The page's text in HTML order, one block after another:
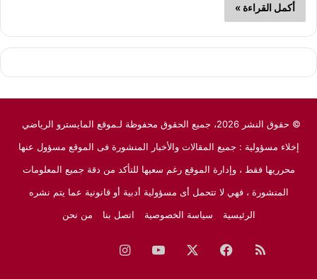
أكمل القراءة »
© حقوق النشر 2026، جميع الحقوق محفوظة لـموقع المايسترو الرياضي
إخلاء مسؤولية : جميع المقالات والأخبار المنشورة فى الموقع مسؤول عنها
محرريها فقط ، وإدارة الموقع رغم سعيها للتأكد من دقة جميع المعلومات
المنشورة ، فهي لا تتحمل أى مسؤولية أدبية أو قانونية عما يتم نشره
الرئيسية
سياسة الخصوصية اتصل بنا من نحن
ملخصفيسبوك ‫YouTubeانستقرام